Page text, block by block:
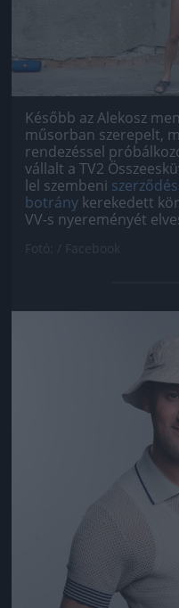
Később az Alekosz
műsorban szerepelt,
rendezéssel
vállalt a TV2
lel szembeni
botrány kerekedett
VV-s nyereményét